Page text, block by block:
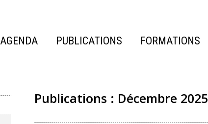
AGENDA PUBLICATIONS FORMATIONS
Publications : Décembre 2025